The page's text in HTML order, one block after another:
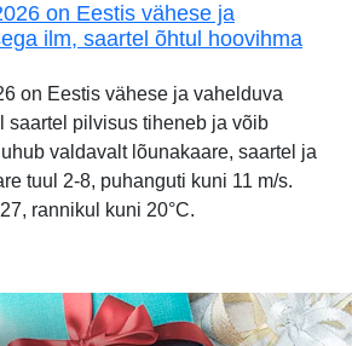
on Eestis vähese ja
ilm, saartel õhtul hoovihma
on Eestis vähese ja vahelduva
saartel pilvisus tiheneb ja võib
valdavalt lõunakaare, saartel ja
tuul 2-8, puhanguti kuni 11 m/s.
rannikul kuni 20°C.